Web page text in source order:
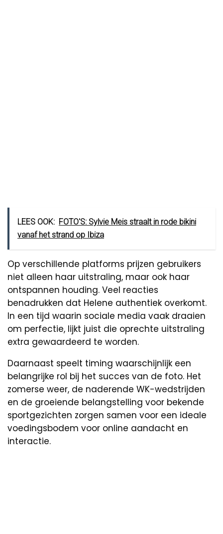
LEES OOK: FOTO'S: Sylvie Meis straalt in rode bikini
vanaf het strand op Ibiza
Op verschillende platforms prijzen gebruikers
niet alleen haar uitstraling, maar ook haar
ontspannen houding. Veel reacties
benadrukken dat Helene authentiek overkomt.
In een tijd waarin sociale media vaak draaien
om perfectie, lijkt juist die oprechte uitstraling
extra gewaardeerd te worden.
Daarnaast speelt timing waarschijnlijk een
belangrijke rol bij het succes van de foto. Het
zomerse weer, de naderende WK-wedstrijden
en de groeiende belangstelling voor bekende
sportgezichten zorgen samen voor een ideale
voedingsbodem voor online aandacht en
interactie.